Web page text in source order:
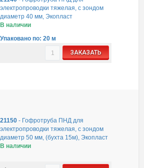
электропроводки тяжелая, с зондом
диаметр 40 мм, Экопласт
В наличии
Упаковано по: 20 м
ЗАКАЗАТЬ
21150- Гофротруба ПНД для
электропроводки тяжелая, с зондом
диаметр 50 мм, (бухта 15м), Экопласт
В наличии